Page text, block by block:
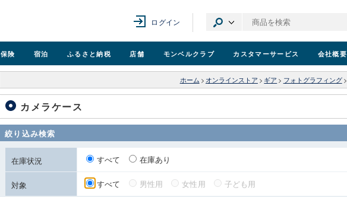
ログイン
保険 宿泊 ふるさと納税 店舗 モンベルクラブ カスタマーサービス 会社概要
ホーム > オンラインストア > ギア > フォトグラフィング >
カメラケース
絞り込み検索
在庫状況 すべて 在庫あり
対象 すべて 男性用 女性用 子ども用